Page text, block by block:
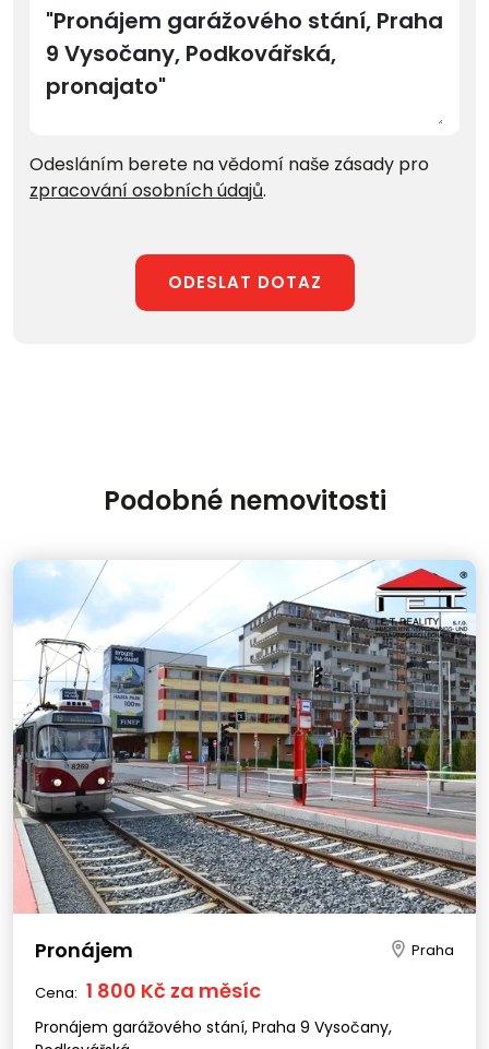
Odesláním berete na vědomí naše zásady pro
zpracování osobních údajů.
ODESLAT DOTAZ
Podobné nemovitosti
Pronájem Praha
Cena: 1 800 Kč za měsíc
Pronájem garážového stání, Praha 9 Vysočany,